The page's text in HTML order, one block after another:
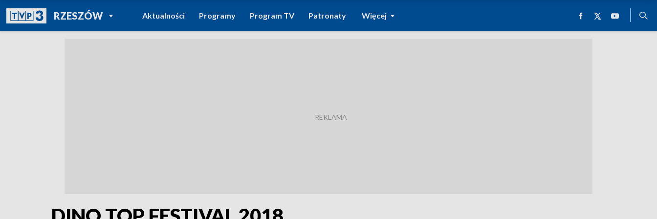
RZESZÓWPOWRÓT DO
TVP REGIONY
Aktualności Programy Program TV Patronaty Więcej